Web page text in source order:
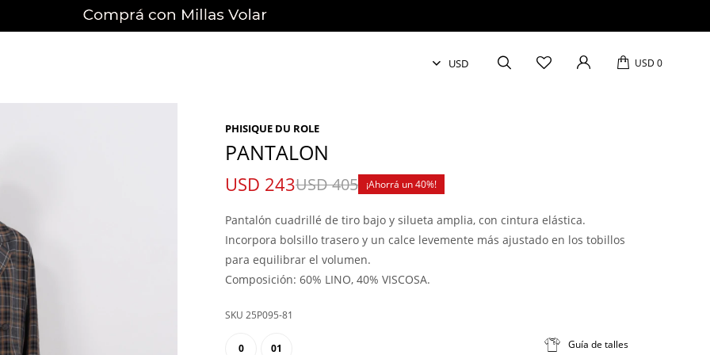
USD 0
PHISIQUE DU ROLE
PANTALON
USD 243USD405 40
Pantalón cuadrillé de tiro bajo y silueta amplia, con cintura elástica.
Incorpora bolsillo trasero y un calce levemente más ajustado en los tobillos
para equilibrar el volumen.
Composición: 60% LINO, 40% VISCOSA.
25P095-81
0 01 Guía de talles